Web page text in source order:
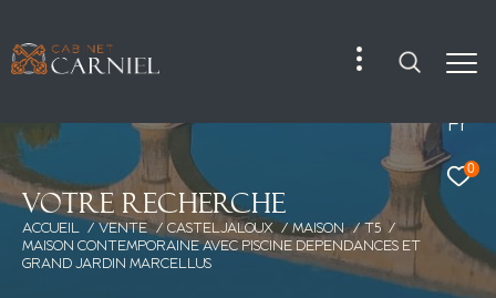
Fr
0
Votre recherche
ACCUEIL VENTE CASTELJALOUX MAISON
T5
MAISON CONTEMPORAINE AVEC PISCINE DEPENDANCES ET
GRAND JARDIN MARCELLUS